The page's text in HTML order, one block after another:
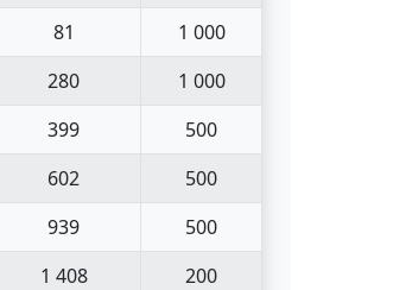
81
1 000
280
1 000
399
500
602
500
939
500
1 408
200